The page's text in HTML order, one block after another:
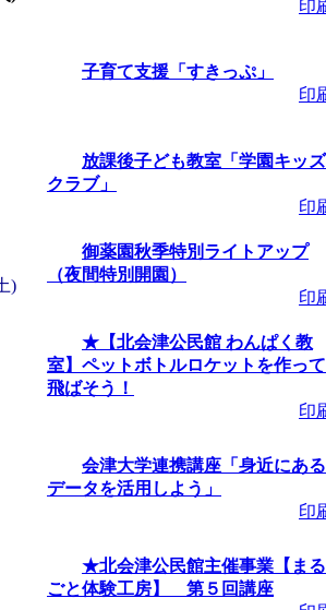
て講座「ばん
10～2026/08/
て交流広場「
07/13～2026/
て交流広場「
08/10～2026/
ゃん子育て講
：2026/08/10～
ゃん子育て講
印
子育て支援「すきっぷ」
印
放課後子ども教室「学園キッズ
クラブ」
印
)
御薬園秋季特別ライトアップ
（夜間特別開園）
印
★【北会津公民館 わんぱく教
室】ペットボトルロケットを作って
飛ばそう！
印
会津大学連携講座「身近にある
データを活用しよう」
印
★北会津公民館主催事業【まる
ごと体験工房】 第５回講座